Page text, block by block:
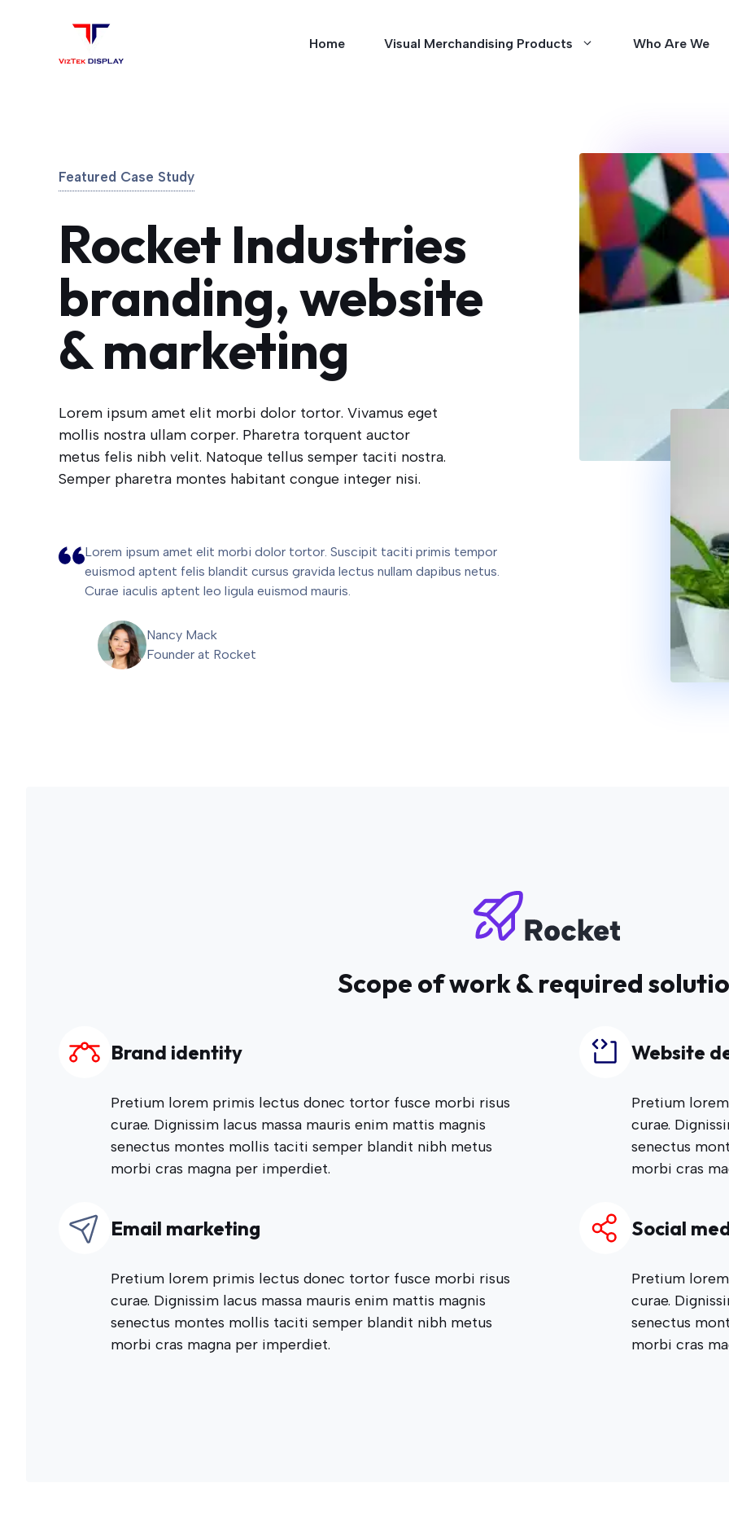
Home Visual Merchandising Products Who Are We
Featured Case Study
Rocket Industries
branding, website
& marketing
Lorem ipsum amet elit morbi dolor tortor. Vivamus eget
mollis nostra ullam corper. Pharetra torquent auctor
metus felis nibh velit. Natoque tellus semper taciti nostra.
Semper pharetra montes habitant congue integer nisi.
Lorem ipsum amet elit morbi dolor tortor. Suscipit taciti primis tempor
euismod aptent felis blandit cursus gravida lectus nullam dapibus netus.
Curae iaculis aptent leo ligula euismod mauris.
Nancy Mack
Founder at Rocket
Scope of work & required
Brand identity
Pretium lorem primis lectus donec tortor fusce morbi risus
curae. Dignissim lacus massa mauris enim mattis magnis
senectus montes mollis taciti semper blandit nibh metus
morbi cras magna per imperdiet.
Website
Pretium
curae.
senectus
morbi cras
Email marketing
Pretium lorem primis lectus donec tortor fusce morbi risus
curae. Dignissim lacus massa mauris enim mattis magnis
senectus montes mollis taciti semper blandit nibh metus
morbi cras magna per imperdiet.
Social
Pretium
curae.
senectus
morbi cras